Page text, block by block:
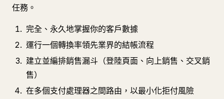
任務。
完全、永久地掌握你的客戶數據
運行一個轉換率領先業界的結帳流程
建立並編排銷售漏斗（登陸頁面、向上銷售、交叉銷
售）
在多個支付處理器之間路由，以最小化拒付風險